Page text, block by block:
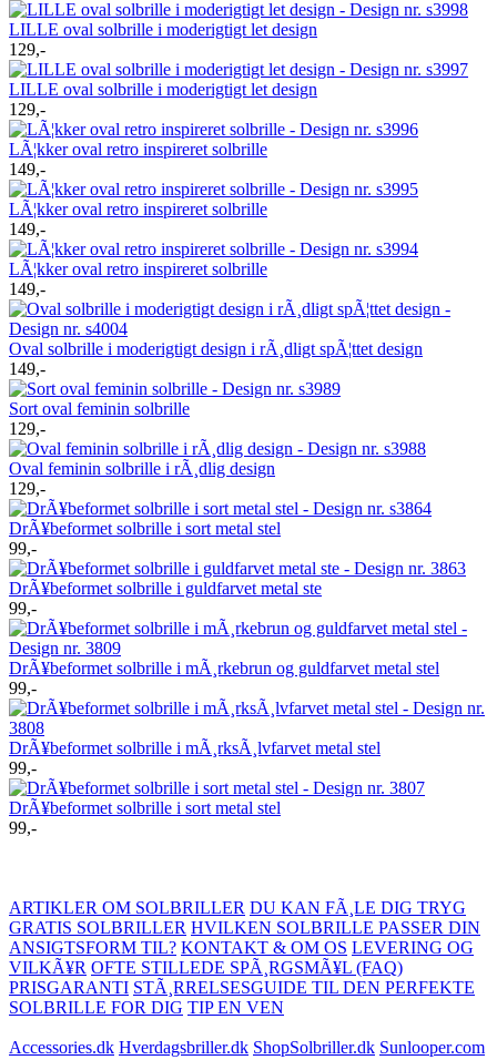
LILLE oval solbrille i moderigtigt let design
129,-
LILLE oval solbrille i moderigtigt let design
129,-
LÃ¦kker oval retro inspireret solbrille
149,-
LÃ¦kker oval retro inspireret solbrille
149,-
LÃ¦kker oval retro inspireret solbrille
149,-
Oval solbrille i moderigtigt design i rÃ¸dligt spÃ¦ttet design
149,-
Sort oval feminin solbrille
129,-
Oval feminin solbrille i rÃ¸dlig design
129,-
DrÃ¥beformet solbrille i sort metal stel
99,-
DrÃ¥beformet solbrille i guldfarvet metal ste
99,-
DrÃ¥beformet solbrille i mÃ¸rkebrun og guldfarvet metal stel
99,-
DrÃ¥beformet solbrille i mÃ¸rksÃ¸lvfarvet metal stel
99,-
DrÃ¥beformet solbrille i sort metal stel
99,-
ARTIKLER OM SOLBRILLER DU KAN FÃ¸LE DIG TRYG
GRATIS SOLBRILLER HVILKEN SOLBRILLE PASSER DIN
ANSIGTSFORM TIL? KONTAKT & OM OS LEVERING OG
VILKÃ¥R OFTE STILLEDE SPÃ¸RGSMÃ¥L (FAQ)
PRISGARANTI STÃ¸RRELSESGUIDE TIL DEN PERFEKTE
SOLBRILLE FOR DIG TIP EN VEN
Accessories.dk Hverdagsbriller.dk ShopSolbriller.dk Sunlooper.com